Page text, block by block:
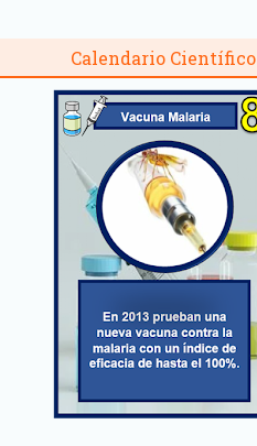
Calendario Científico